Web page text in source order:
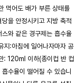
먹어도 배가 부른 상태를
을 안정시키고 지방 축적
스와 같은 경구제는 흡수율
지:아침에 일어나자마자 공
: 120ml 이하(종이컵 반 컵
수율이 떨어질 수 있습니